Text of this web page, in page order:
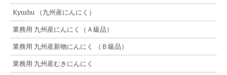
Kyushu （九州産にんにく）
業務用 九州産にんにく（Ａ級品）
業務用 九州産新物にんにく （Ｂ級品）
業務用 九州産むきにんにく